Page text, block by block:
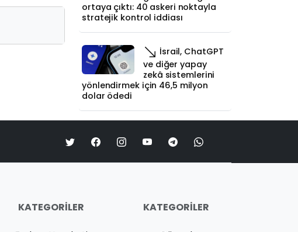
ortaya çıktı: 40 askeri noktayla
stratejik kontrol iddiası
İsrail, ChatGPT
ve diğer yapay
zekâ sistemlerini
yönlendirmek için 46,5 milyon
dolar ödedi
KATEGORILER KATEGORILER